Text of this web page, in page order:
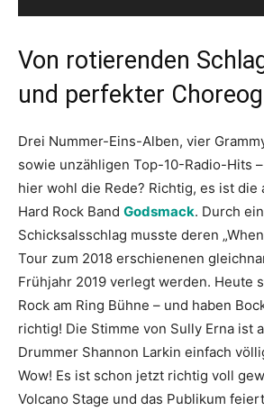
Von rotierenden
und perfekter
Drei Nummer-Eins-Alben, vier
sowie unzähligen Top-10-Radio-Hits
hier wohl die Rede? Richtig, es ist die
Hard Rock Band Godsmack. Durch
Schicksalsschlag musste deren
Tour zum 2018 erschienenen
Frühjahr 2019 verlegt werden. Heute
Rock am Ring Bühne – und haben
richtig! Die Stimme von Sully Erna ist
Drummer Shannon Larkin einfach
Wow! Es ist schon jetzt richtig voll
Volcano Stage und das Publikum